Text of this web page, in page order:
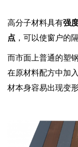
高分子材料具有强
点 ，可以使窗户的
而市面上普通的塑
在原材料配方中加
材本身容易出现变